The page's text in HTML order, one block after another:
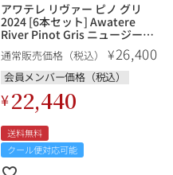
スクリーミング・
イーグル
アワテレ リヴァー ピノ グリ
2024 [6本セット] Awatere
River Pinot Gris ニュージーラ
ンド 白ワイン
通常販売価格（税込） ¥26,400
会員メンバー価格（税込）
¥22,440
送料無料
クール便対応可能